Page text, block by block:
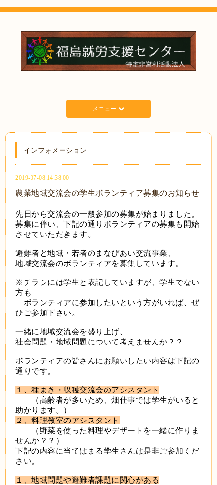
メニュー
インフォメーション
2019-07-08 14:38:00
農業地域交流会の学生ボランティア募集のお知らせ
先日から交流会の一般参加の募集が始まりました。
募集に伴い、下記の通りボランティアの募集も開始
させていただきます。
避難者と地域・若者のまなびあい交流事業、
地域交流会のボランティアを募集しています。
※チラシには学生と表記していますが、学生でない
方も
ボランティアに参加したいという方がいれば、ぜ
ひご参加下さい。
一緒に地域交流会を盛り上げ、
社会問題・地域問題について考えませんか？？
ボランティアの皆さんにお願いしたい内容は下記の
通りです。
１、種まき・収穫交流会のアシスタント
（高齢者が多いため、畑仕事では学生がいると
助かります。）
２、料理教室のアシスタント
（野菜を使った料理やデザートを一緒に作りま
せんか？？）
下記の内容に当てはまる学生さんは是非ご参加くだ
さい。
１、地域問題や避難者課題に関心がある